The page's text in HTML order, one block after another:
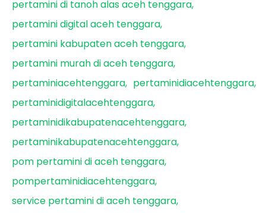
pertamini di tanoh alas aceh tenggara
pertamini digital aceh tenggara
pertamini kabupaten aceh tenggara
pertamini murah di aceh tenggara
pertaminiacehtenggara
pertaminidiacehtenggara
pertaminidigitalacehtenggara
pertaminidikabupatenacehtenggara
pertaminikabupatenacehtenggara
pom pertamini di aceh tenggara
pompertaminidiacehtenggara
service pertamini di aceh tenggara